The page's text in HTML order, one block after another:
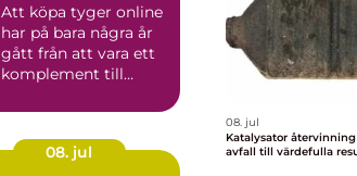
Att köpa tyger online
har på bara några år
gått från att vara ett
komplement till
08. jul
08. jul
Katalysator återvinning så förvandlas
avfall till värdefulla